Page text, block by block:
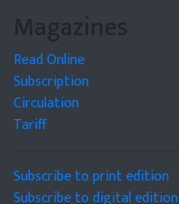
Magazines
Read Online
Subscription
Circulation
Tariff
Subscribe to print edition
Subscribe to digital edition